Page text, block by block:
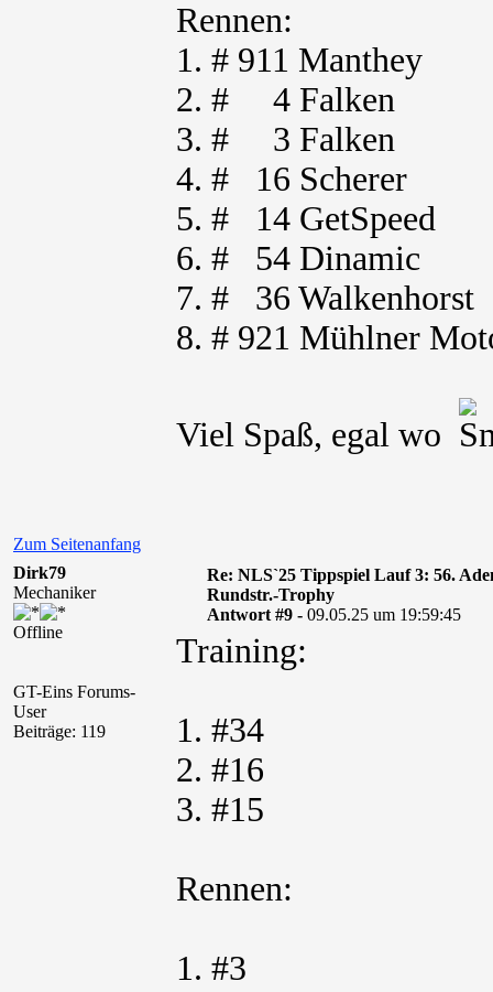
Rennen:
1. # 911 Manthey
2. # 4 Falken
3. # 3 Falken
4. # 16 Scherer
5. # 14 GetSpeed
6. # 54 Dinamic
7. # 36 Walkenhorst
8. # 921 Mühlner
Viel Spaß, egal wo
Zum Seitenanfang
Dirk79
Mechaniker
Offline
GT-Eins Forums-
User
Beiträge: 119
Re: NLS`25 Tippspiel Lauf 3: 56.
Rundstr.-Trophy
Antwort #9 - 09.05.25 um 19:59:45
Training:
1. #34
2. #16
3. #15
Rennen:
1. #3